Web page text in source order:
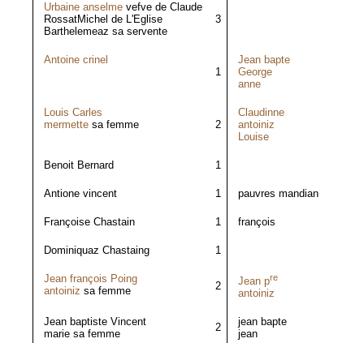
Urbaine anselme vefve de Claude
RossatMichel de L'Eglise
Barthelemeaz sa servente
3
Antoine crinel
1
Jean bapte
George
anne
Louis Carles
mermette sa femme 2
Claudinne
antoiniz
Louise
Benoit Bernard 1
Antione vincent 1 pauvres mandian
Françoise Chastain 1 françois
Dominiquaz Chastaing 1
Jean françois Poing
antoiniz sa femme 2 Jean pre
antoiniz
Jean baptiste Vincent
marie sa femme
2
jean bapte
jean